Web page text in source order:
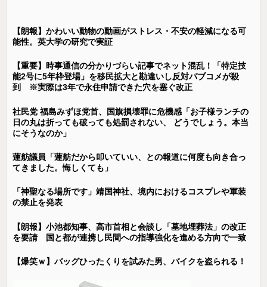
【朗報】かわいい動物の動画がストレス・不安の軽減になる可
能性。英大学の研究で実証
【重要】時事通信の分かりづらい記事でネット混乱！「特定技
能2号に5年枠登場」を移民拡大と勘違いし反対パブコメが殺
到 ※実際は3年で永住申請できた穴を塞ぐ改正
社民党 福島みずほ党首、国旗損壊罪に危機感「お子様ランチの
日の丸は折っても破っても処罰されない、 どうでしょう。本当
にそうなのか」
蓮舫議員「蓮舫だから叩いていい、との報道に何度も向き合っ
てきました。悔しくても」
「神聖なる場所です」靖国神社、境内におけるコスプレや軍装
の禁止を発表
【朗報】小池都知事、高市首相と会談し「墓地埋葬法」の改正
を要請 国と都が連携し民間への指導強化を進める方向で一致
【爆笑ｗ】バッグひったくりを試みた男、バイクを盗られる！